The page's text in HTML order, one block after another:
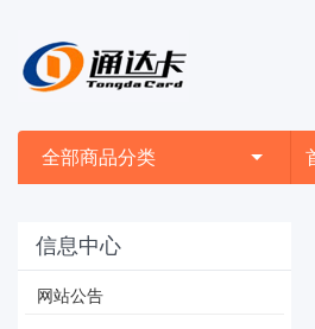
全部商品分类
信息中心
网站公告